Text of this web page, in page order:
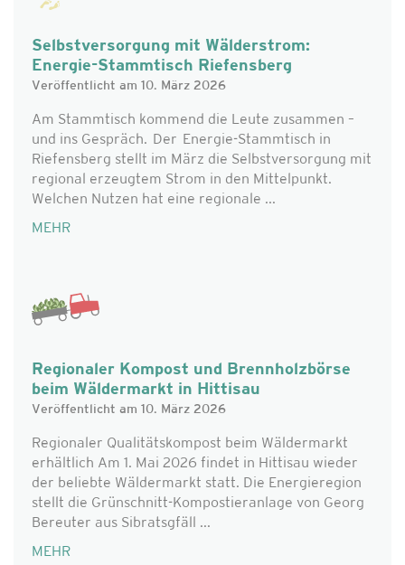
Selbstversorgung mit Wälderstrom:
Energie-Stammtisch Riefensberg
Veröffentlicht am 10. März 2026
Am Stammtisch kommend die Leute zusammen –
und ins Gespräch. Der Energie-Stammtisch in
Riefensberg stellt im März die Selbstversorgung mit
regional erzeugtem Strom in den Mittelpunkt.
Welchen Nutzen hat eine regionale ...
MEHR
Regionaler Kompost und Brennholzbörse
beim Wäldermarkt in Hittisau
Veröffentlicht am 10. März 2026
Regionaler Qualitätskompost beim Wäldermarkt
erhältlich Am 1. Mai 2026 findet in Hittisau wieder
der beliebte Wäldermarkt statt. Die Energieregion
stellt die Grünschnitt-Kompostieranlage von Georg
Bereuter aus Sibratsgfäll ...
MEHR